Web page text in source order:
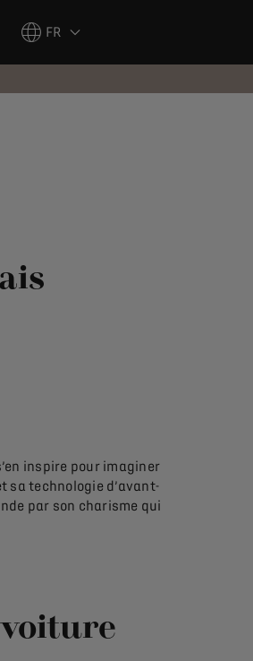
FR
inspire pour imaginer
sa technologie d’avant-
par son charisme qui